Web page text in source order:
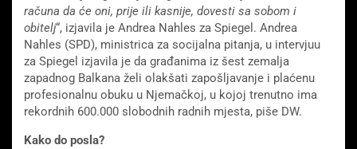
računa da će oni, prije ili kasnije, dovesti sa sobom i
obitelj“, izjavila je Andrea Nahles za Spiegel. Andrea
Nahles (SPD), ministrica za socijalna pitanja, u intervjuu
za Spiegel izjavila je da građanima iz šest zemalja
zapadnog Balkana želi olakšati zapošljavanje i plaćenu
profesionalnu obuku u Njemačkoj, u kojoj trenutno ima
rekordnih 600.000 slobodnih radnih mjesta, piše DW.
Kako do posla?